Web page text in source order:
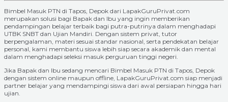
Bimbel Masuk PTN di Tapos, Depok dari LapakGuruPrivat.com
merupakan solusi bagi Bapak dan Ibu yang ingin memberikan
pendampingan belajar terbaik bagi putra-putrinya dalam menghadapi
UTBK SNBT dan Ujian Mandiri. Dengan sistem privat, tutor
berpengalaman, materi sesuai standar nasional, serta pendekatan belajar
personal, kami membantu siswa lebih siap secara akademik dan mental
dalam menghadapi seleksi masuk perguruan tinggi negeri.
Jika Bapak dan Ibu sedang mencari Bimbel Masuk PTN di Tapos, Depok
dengan sistem online maupun offline, LapakGuruPrivat.com siap menjadi
partner belajar yang mendampingi siswa dari awal persiapan hingga hari
ujian.